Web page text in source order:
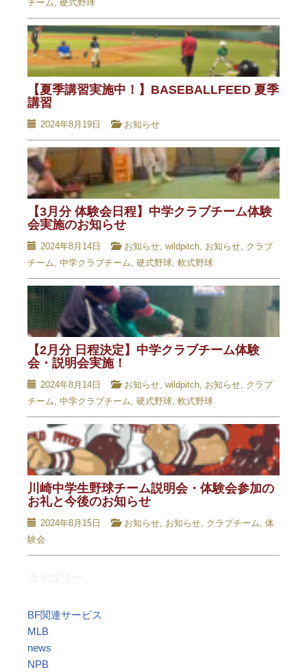
チーム, 硬式野球
【夏季講習実施中！】BASEBALLFEED 夏季
講習
2024年8月19日 お知らせ
【3月分 体験会日程】中学クラブチーム体験
会実施のお知らせ
2024年8月14日 お知らせ, wildpitch, お知らせ, クラブ
チーム, 中学クラブチーム, 硬式野球, 軟式野球
【2月分 日程決定】中学クラブチーム体験
会・説明会実施！
2024年8月14日 お知らせ, wildpitch, お知らせ, クラブ
チーム, 中学クラブチーム, 硬式野球, 軟式野球
川崎中学生野球チーム説明会・体験会参加の
お礼と今後のお知らせ
2024年8月15日 お知らせ, お知らせ, クラブチーム, 体
験会
BF関連サービス
MLB
news
NPB